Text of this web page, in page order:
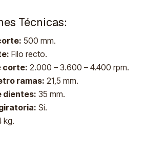
Técnicas:
500 mm.
Filo recto.
corte: 2.000 – 3.600 – 4.400 rpm.
ramas: 21,5 mm.
dientes: 35 mm.
Sí.
kg.